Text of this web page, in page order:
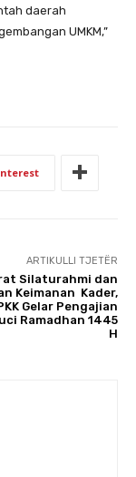
daerah
UMKM,”
ARTIKULLI TJETËR
Silaturahmi dan
Keimanan Kader,
Gelar Pengajian
Ramadhan 1445
H